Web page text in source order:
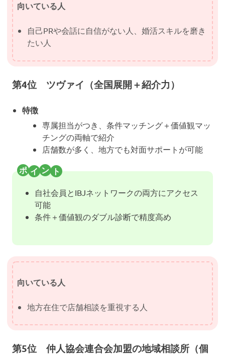
向いている人
自己PRや会話に自信がない人、婚活スキルを磨き
たい人
第4位 ツヴァイ（全国展開＋紹介力）
特徴
専属担当がつき、条件マッチング＋価値観マッ
チングの両軸で紹介
店舗数が多く、地方でも対面サポートが可能
自社会員とIBJネットワークの両方にアクセス
可能
条件＋価値観のダブル診断で精度高め
向いている人
地方在住で店舗相談を重視する人
第5位 仲人協会連合会加盟の地域相談所（個